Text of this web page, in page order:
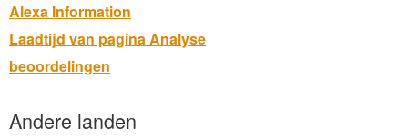
Alexa Information
Laadtijd van pagina Analyse
beoordelingen
Andere landen